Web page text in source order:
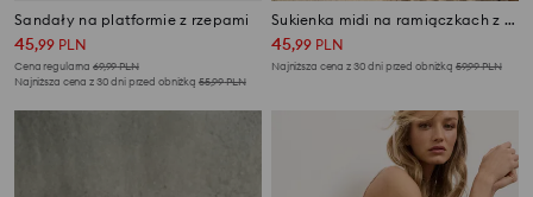
Sandały na platformie z rzepami
45,99 PLN
Cena regularna 69,99PLN
Najniższa cena z 30 dni przed obniżką 55,99PLN
Sukienka midi na ramiączkach z ozdobnym dekoltem
45,99 PLN
Najniższa cena z 30 dni przed obniżką 59,99PLN